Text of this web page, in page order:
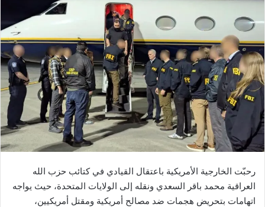
رحبّت الخارجية الأمريكية باعتقال القيادي في كتائب حزب الله
العراقية محمد باقر السعدي ونقله إلى الولايات المتحدة، حيث يواجه
اتهامات بتحريض هجمات ضد مصالح أمريكية ومقتل أمريكيين،